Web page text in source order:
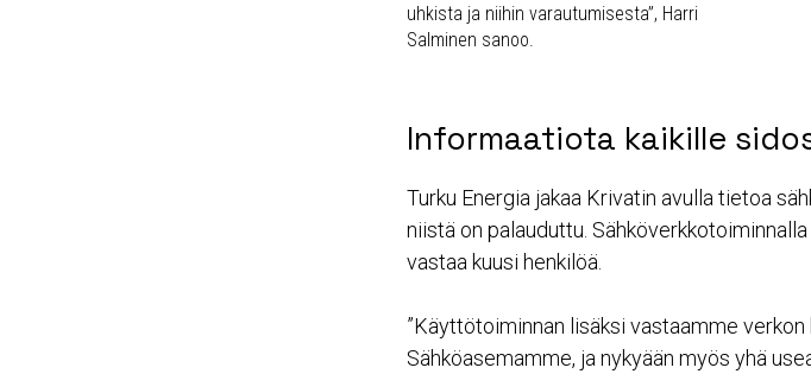
uhkista ja niihin varautumisesta”, Harri
Salminen sanoo.
Informaatiota kaikille
Turku Energia jakaa Krivatin avulla tietoa
niistä on palauduttu.
vastaa kuusi henkilöä.
”Käyttötoiminnan lisäksi vastaamme
Sähköasemamme, ja nykyään myös yhä